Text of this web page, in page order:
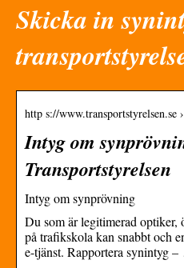
Skicka in
http s://www.transportstyrelsen.se
Intyg om
Transportstyrelsen
Intyg om synprövning
Du som är legitimerad optiker,
på trafikskola kan snabbt och
e-tjänst. Rapportera synintyg